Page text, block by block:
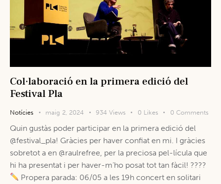
Col·laboració en la primera edició del
Festival Pla
Notícies maig 2, 2024 934 Views 0 Likes 0 Comments
Quin gustàs poder participar en la primera edició del
@festival_pla! Gràcies per haver confiat en mi. I gràcies
sobretot a en @raulrefree, per la preciosa pel-lícula que
hi ha presentat i per haver-m’ho posat tot tan fàcil! ????
Propera parada: 06/05 a les 19h concert en solitari